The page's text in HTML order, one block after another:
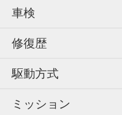
車検
修復歴
駆動方式
ミッション